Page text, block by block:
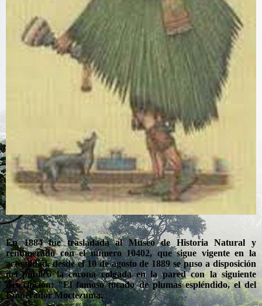
En 1884 fue trasladada al Museo de Historia Natural y
renumerado con el número 10402, que sigue vigente en la
actualidad, desde el 10 de agosto de 1889 se puso a disposición
del público la corona colgada en la pared con la siguiente
descripción: "El famoso tocado de plumas espléndido, el del
Emperador Moctezuma.